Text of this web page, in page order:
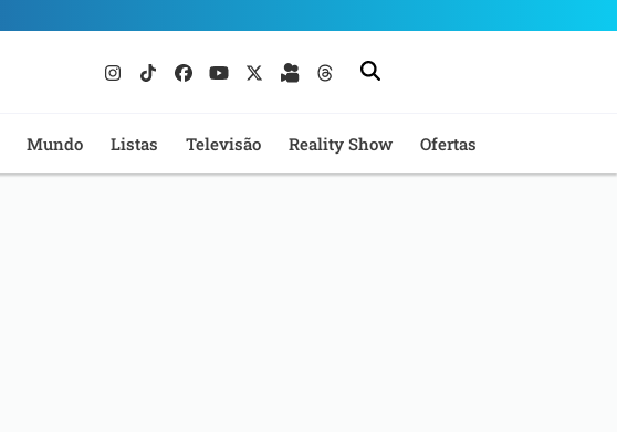
Mundo Listas Televisão Reality Show Ofertas